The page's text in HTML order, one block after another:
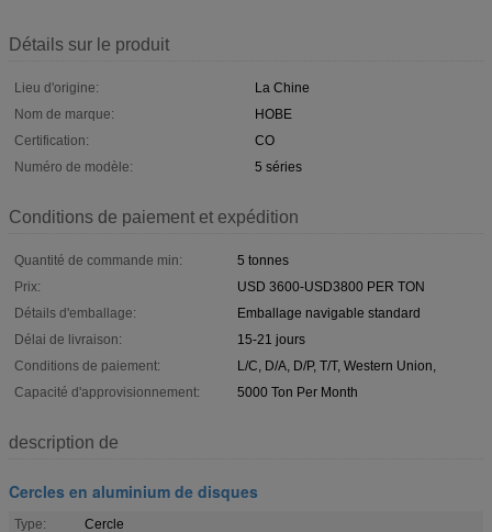
Détails sur le produit
Lieu d'origine:
La Chine
Nom de marque:
HOBE
Certification:
CO
Numéro de modèle:
5 séries
Conditions de paiement et expédition
Quantité de commande min:
5 tonnes
Prix:
USD 3600-USD3800 PER TON
Détails d'emballage:
Emballage navigable standard
Délai de livraison:
15-21 jours
Conditions de paiement:
L/C, D/A, D/P, T/T, Western Union,
Capacité d'approvisionnement:
5000 Ton Per Month
description de
Cercles en aluminium de disques
Type:
Cercle